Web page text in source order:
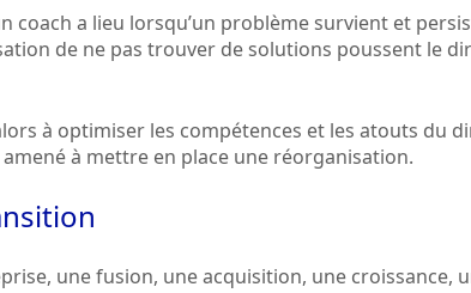
coach a lieu lorsqu’un problème survient et
de ne pas trouver de solutions poussent le
à optimiser les compétences et les atouts du
à mettre en place une réorganisation.
une fusion, une acquisition, une croissance,